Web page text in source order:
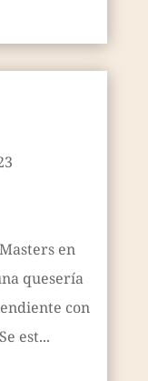
en
quesería
con
est...